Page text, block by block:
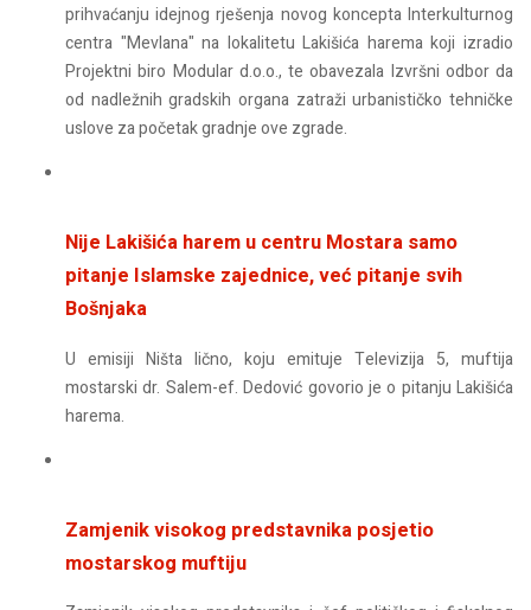
prihvaćanju idejnog rješenja novog koncepta Interkulturnog
centra "Mevlana" na lokalitetu Lakišića harema koji izradio
Projektni biro Modular d.o.o., te obavezala Izvršni odbor da
od nadležnih gradskih organa zatraži urbanističko tehničke
uslove za početak gradnje ove zgrade.
Nije Lakišića harem u centru Mostara samo
pitanje Islamske zajednice, već pitanje svih
Bošnjaka
U emisiji Ništa lično, koju emituje Televizija 5, muftija
mostarski dr. Salem-ef. Dedović govorio je o pitanju Lakišića
harema.
Zamjenik visokog predstavnika posjetio
mostarskog muftiju